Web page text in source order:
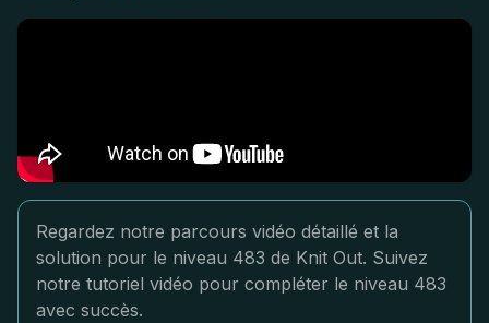
Regardez notre parcours vidéo détaillé et la
solution pour le niveau 483 de Knit Out. Suivez
notre tutoriel vidéo pour compléter le niveau 483
avec succès.